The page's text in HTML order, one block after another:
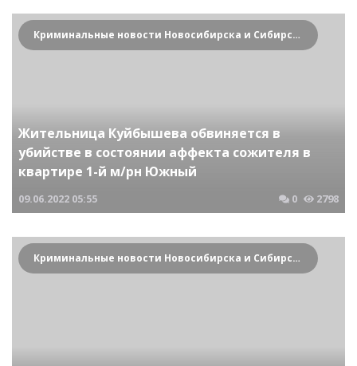
Криминальные новости Новосибирска и Сибирского региона
Жительница Куйбышева обвиняется в
убийстве в состоянии аффекта сожителя в
квартире 1-й м/рн Южный
09.06.2022 05:55 0 2798
Криминальные новости Новосибирска и Сибирского региона